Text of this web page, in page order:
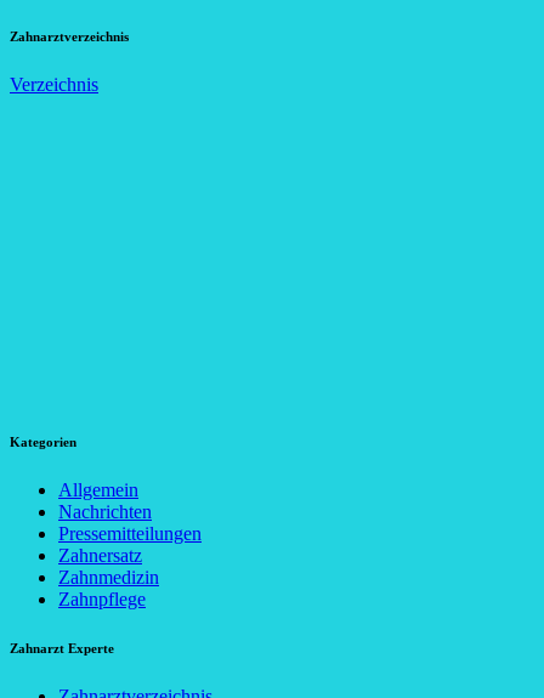
Zahnarztverzeichnis
Verzeichnis
Kategorien
Allgemein
Nachrichten
Pressemitteilungen
Zahnersatz
Zahnmedizin
Zahnpflege
Zahnarzt Experte